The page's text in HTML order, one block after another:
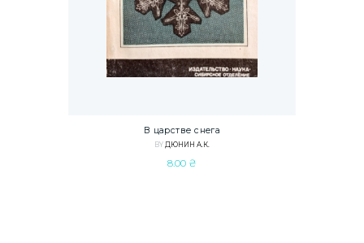
В царстве снега
BY ДЮНИН А.К.
8.00 ₴